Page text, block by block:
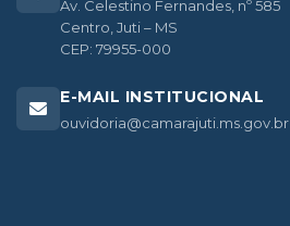
Av. Celestino Fernandes, nº 585
Centro, Juti – MS
CEP: 79955-000
E-MAIL INSTITUCIONAL
ouvidoria@camarajuti.ms.gov.br